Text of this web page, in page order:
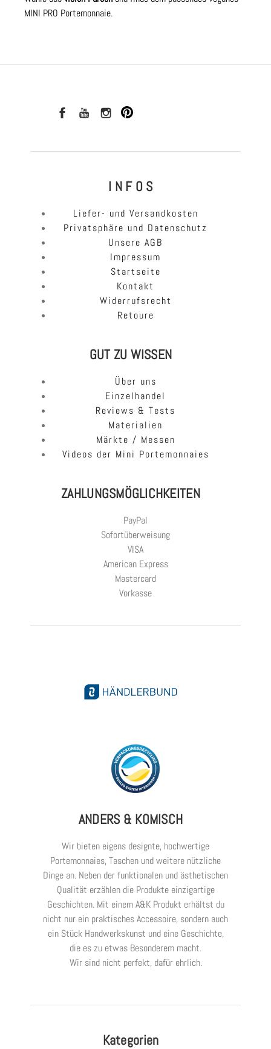
MINI PRO Portemonnaie.
I N F O S
Liefer- und Versandkosten
Privatsphäre und Datenschutz
Unsere AGB
Impressum
Startseite
Kontakt
Widerrufsrecht
Retoure
GUT ZU WISSEN
Über uns
Einzelhandel
Reviews & Tests
Materialien
Märkte / Messen
Videos der Mini Portemonnaies
ZAHLUNGSMÖGLICHKEITEN
PayPal
Sofortüberweisung
VISA
American Express
Mastercard
Vorkasse
ANDERS & KOMISCH
Wir bieten eigens designte, hochwertige
Portemonnaies, Taschen und weitere nützliche
Dinge an. Neben der funktionalen und ästhetischen
Qualität erzählen die Produkte einzigartige
Geschichten. Mit einem A&K Produkt erhältst du
nicht nur ein praktisches Accessoire, sondern auch
ein Stück Handwerkskunst und eine Geschichte,
die es zu etwas Besonderem macht.
Wir sind nicht perfekt, dafür ehrlich.
Kategorien